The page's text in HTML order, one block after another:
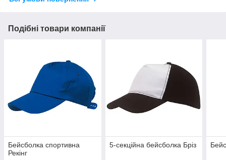
Подібні товари компанії
Бейсболка спортивна
Рекінг
5-секційна бейсболка Бріз